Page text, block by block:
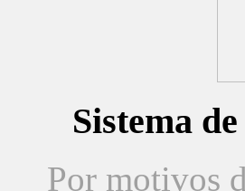
Sistema
Por motivos